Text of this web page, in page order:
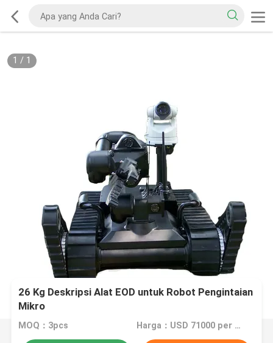
1 / 1
26 Kg Deskripsi Alat EOD untuk Robot Pengintaian
Mikro
MOQ：3pcs Harga：USD 71000 per pcs